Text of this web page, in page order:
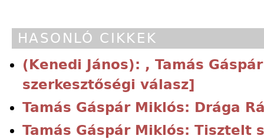
HASONLÓ CIKKEK
(Kenedi János): , Tamás
szerkesztőségi válasz]
Tamás Gáspár Miklós: Drága
Tamás Gáspár Miklós: Tisztelt